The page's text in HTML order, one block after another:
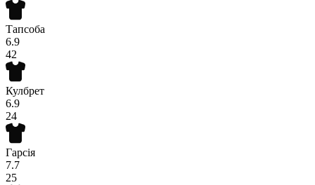
Тапсоба
6.9
42
Кулбрет
6.9
24
Гарсія
7.7
25